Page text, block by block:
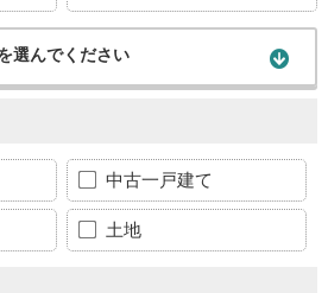
選んでください
中古一戸建て
土地